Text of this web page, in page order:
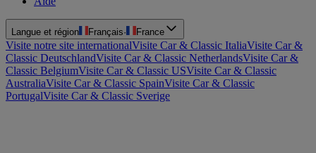
Langue et région Français· France
Visite notre site internationalVisite Car & Classic ItaliaVisite Car &
Classic DeutschlandVisite Car & Classic NetherlandsVisite Car &
Classic BelgiumVisite Car & Classic USVisite Car & Classic
AustraliaVisite Car & Classic SpainVisite Car & Classic
PortugalVisite Car & Classic Sverige